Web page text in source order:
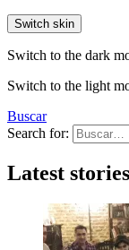
Switch skin
Switch to the dark
Switch to the light
Buscar
Search for:
Latest stories